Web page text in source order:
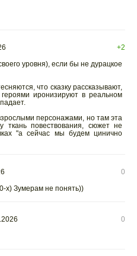
+2
уровня), если бы не дурацкое
что сказку рассказывают,
иронизируют в реальном
персонажами, но там эта
повествования, сюжет не
"а сейчас мы будем цинично
0
х) Зумерам не понять))
0